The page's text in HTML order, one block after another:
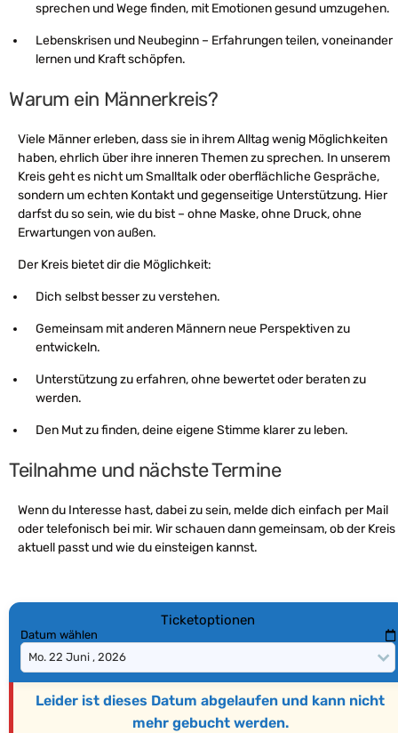
sprechen und Wege finden, mit Emotionen gesund umzugehen.
Lebenskrisen und Neubeginn – Erfahrungen teilen, voneinander
lernen und Kraft schöpfen.
Warum ein Männerkreis?
Viele Männer erleben, dass sie in ihrem Alltag wenig Möglichkeiten
haben, ehrlich über ihre inneren Themen zu sprechen. In unserem
Kreis geht es nicht um Smalltalk oder oberflächliche Gespräche,
sondern um echten Kontakt und gegenseitige Unterstützung. Hier
darfst du so sein, wie du bist – ohne Maske, ohne Druck, ohne
Erwartungen von außen.
Der Kreis bietet dir die Möglichkeit:
Dich selbst besser zu verstehen.
Gemeinsam mit anderen Männern neue Perspektiven zu
entwickeln.
Unterstützung zu erfahren, ohne bewertet oder beraten zu
werden.
Den Mut zu finden, deine eigene Stimme klarer zu leben.
Teilnahme und nächste Termine
Wenn du Interesse hast, dabei zu sein, melde dich einfach per Mail
oder telefonisch bei mir. Wir schauen dann gemeinsam, ob der Kreis
aktuell passt und wie du einsteigen kannst.
Ticketoptionen
Datum wählen
Leider ist dieses Datum abgelaufen und kann nicht
mehr gebucht werden.